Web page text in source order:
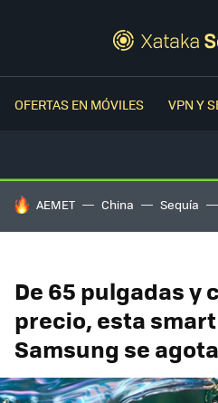
OFERTAS EN MÓVILES VPN Y
HOY SE HABLA DE
AEMET China Sequía
De 65 pulgadas y
precio, esta smart
Samsung se